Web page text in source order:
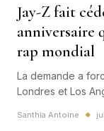
Jay-Z fait
anniversaire
rap mondial
La demande a
Londres et Los
stratégique dans
Santhia Antoine ◆